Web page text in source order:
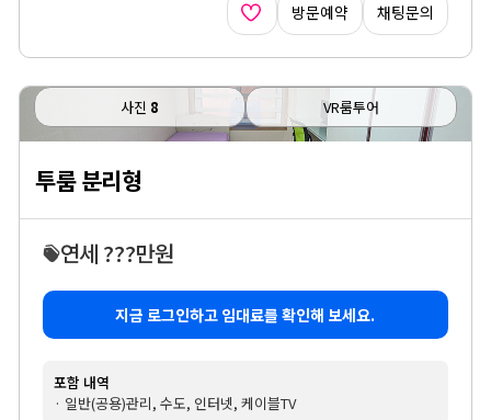
방문예약 채팅문의
사진 8 VR룸투어
투룸 분리형
연세 ???만원
지금 로그인하고 임대료를 확인해 보세요.
포함 내역
· 일반(공용)관리, 수도, 인터넷, 케이블TV